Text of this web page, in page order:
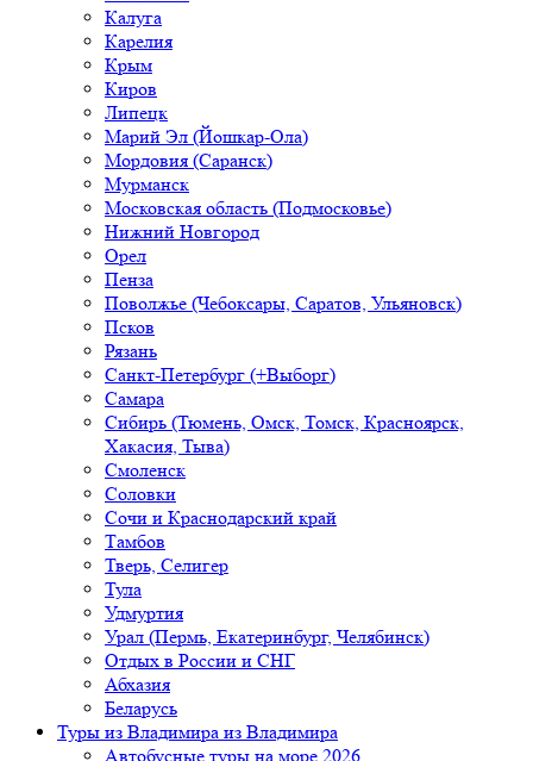
Калуга
Карелия
Крым
Киров
Липецк
Марий Эл (Йошкар-Ола)
Мордовия (Саранск)
Мурманск
Московская область (Подмосковье)
Нижний Новгород
Орел
Пенза
Поволжье (Чебоксары, Саратов, Ульяновск)
Псков
Рязань
Санкт-Петербург (+Выборг)
Самара
Сибирь (Тюмень, Омск, Томск, Красноярск,
Хакасия, Тыва)
Смоленск
Соловки
Сочи и Краснодарский край
Тамбов
Тверь, Селигер
Тула
Удмуртия
Урал (Пермь, Екатеринбург, Челябинск)
Отдых в России и СНГ
Абхазия
Беларусь
Туры из Владимира из Владимира
Автобусные туры на море 2026